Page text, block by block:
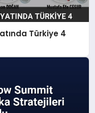
Türkiye 4